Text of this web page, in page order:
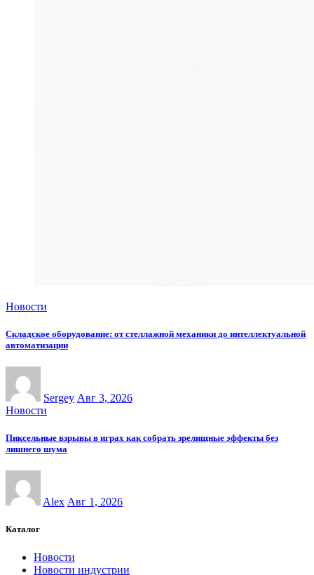
Новости
Складское оборудование: от стеллажной механики до интеллектуальной
автоматизации
Sergey Авг 3, 2026
Новости
Пиксельные взрывы в играх как собрать зрелищные эффекты без
лишнего шума
Alex Авг 1, 2026
Каталог
Новости
Новости индустрии